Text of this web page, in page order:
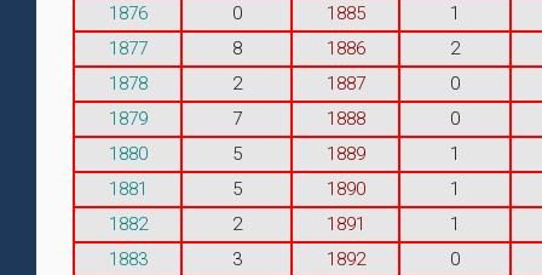
1876
0 1885
1
1877
8 1886
2
1878
2 1887
0
1879
7 1888
0
1880
5 1889
1
1881
5 1890
1
1882
2 1891
1
1883
3 1892
0